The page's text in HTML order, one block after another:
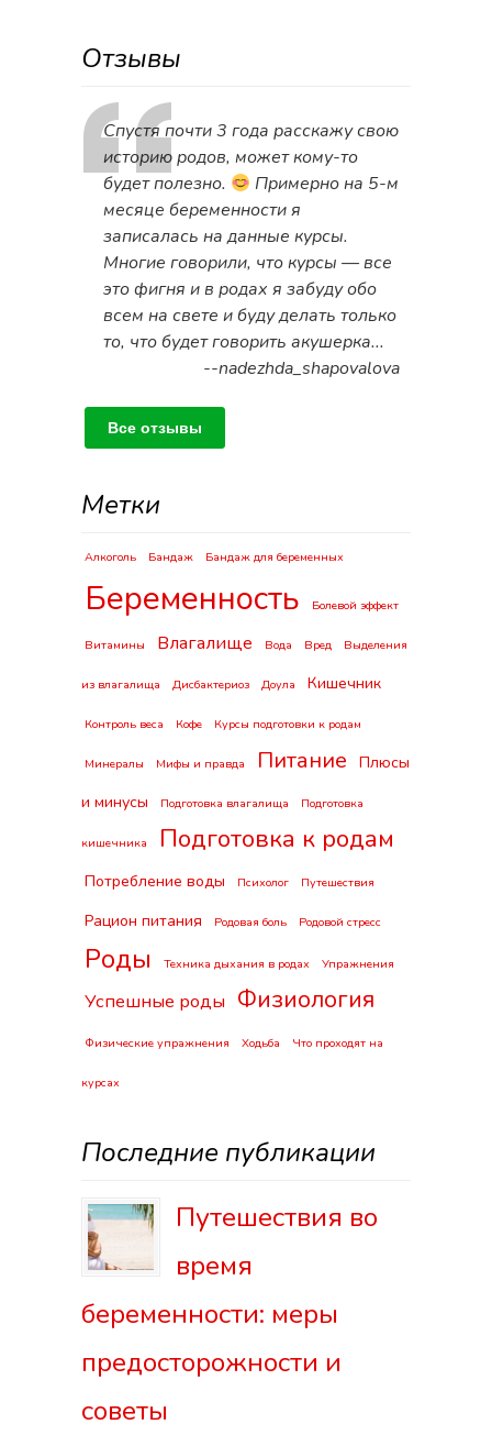
Отзывы
Спустя почти 3 года расскажу свою
историю родов, может кому-то
будет полезно.
Примерно на 5-м
месяце беременности я
записалась на данные курсы.
Многие говорили, что курсы — все
это фигня и в родах я забуду обо
всем на свете и буду делать только
то, что будет говорить акушерка...
--nadezhda_shapovalova
Все отзывы
Метки
Алкоголь Бандаж Бандаж для беременных
Беременность Болевой эффект
Витамины Влагалище Вода Вред Выделения
из влагалища Дисбактериоз Доула Кишечник
Контроль веса Кофе Курсы подготовки к родам
Минералы Мифы и правда Питание
Плюсы
и минусы
Подготовка влагалища Подготовка
кишечника Подготовка к родам
Потребление воды Психолог Путешествия
Рацион питания Родовая боль Родовой стресс
Роды Техника дыхания в родах Упражнения
Успешные роды Физиология
Физические упражнения Ходьба Что проходят на
курсах
Последние публикации
Путешествия во
время
беременности: меры
предосторожности и
советы